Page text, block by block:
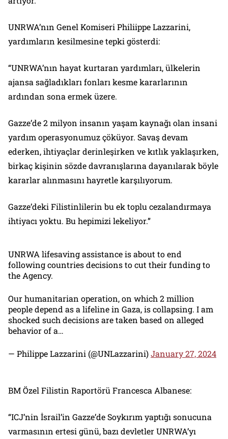
UNRWA’nın Genel Komiseri Philiippe Lazzarini,
yardımların kesilmesine tepki gösterdi:
“UNRWA’nın hayat kurtaran yardımları, ülkelerin
ajansa sağladıkları fonları kesme kararlarının
ardından sona ermek üzere.
Gazze’de 2 milyon insanın yaşam kaynağı olan insani
yardım operasyonumuz çöküyor. Savaş devam
ederken, ihtiyaçlar derinleşirken ve kıtlık yaklaşırken,
birkaç kişinin sözde davranışlarına dayanılarak böyle
kararlar alınmasını hayretle karşılıyorum.
Gazze’deki Filistinlilerin bu ek toplu cezalandırmaya
ihtiyacı yoktu. Bu hepimizi lekeliyor.”
UNRWA lifesaving assistance is about to end
following countries decisions to cut their funding to
the Agency.
Our humanitarian operation, on which 2 million
people depend as a lifeline in Gaza, is collapsing. I am
shocked such decisions are taken based on alleged
behavior of a…
— Philippe Lazzarini (@UNLazzarini)January 27, 2024
BM Özel Filistin Raportörü Francesca Albanese:
“ICJ’nin İsrail’in Gazze’de Soykırım yaptığı sonucuna
varmasının ertesi günü, bazı devletler UNRWA’yı